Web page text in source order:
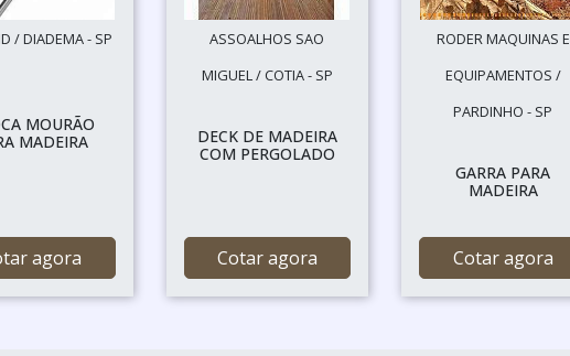
/ DIADEMA - SP
MOURÃO
MADEIRA
agora
ASSOALHOS SAO
MIGUEL / COTIA - SP
DECK DE MADEIRA
COM PERGOLADO
Cotar agora
RODER MAQUINAS E
EQUIPAMENTOS /
PARDINHO - SP
GARRA PARA
MADEIRA
Cotar agora